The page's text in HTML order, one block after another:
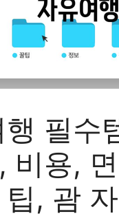
행 필수
비용,
, 괌